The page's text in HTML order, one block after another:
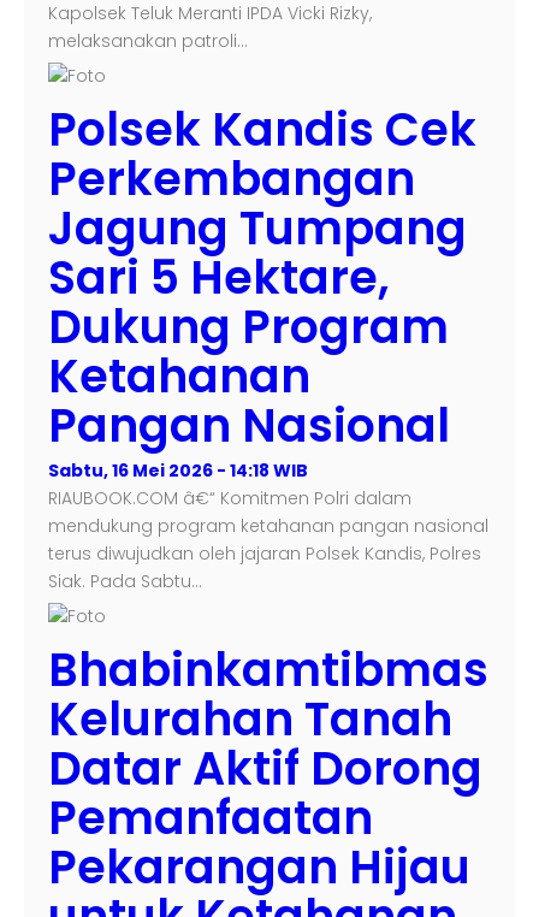
Kapolsek Teluk Meranti IPDA Vicki Rizky,
melaksanakan patroli…
Polsek Kandis Cek
Perkembangan
Jagung Tumpang
Sari 5 Hektare,
Dukung Program
Ketahanan
Pangan Nasional
Sabtu, 16 Mei 2026 - 14:18 WIB
RIAUBOOK.COM â€“ Komitmen Polri dalam
mendukung program ketahanan pangan nasional
terus diwujudkan oleh jajaran Polsek Kandis, Polres
Siak. Pada Sabtu…
Bhabinkamtibmas
Kelurahan Tanah
Datar Aktif Dorong
Pemanfaatan
Pekarangan Hijau